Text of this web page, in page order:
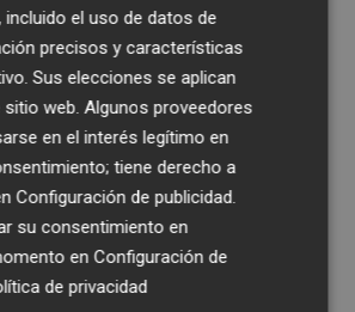
el uso de datos de
precisos y características
Sus elecciones se aplican
web. Algunos proveedores
en el interés legítimo en
tiene derecho a
Configuración de publicidad
su consentimiento en
enConfiguración de
de privacidad